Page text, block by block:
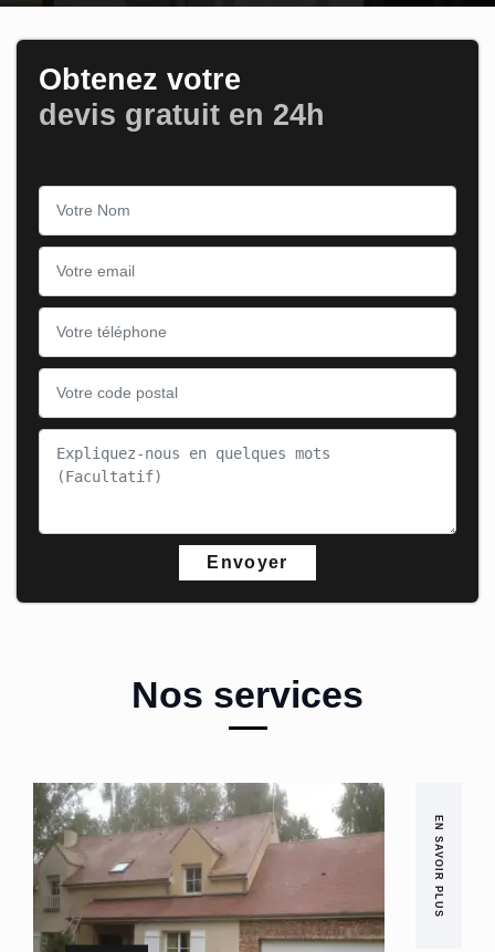
Obtenez votre
devis gratuit en 24h
Nos services
EN SAVOIR PLUS